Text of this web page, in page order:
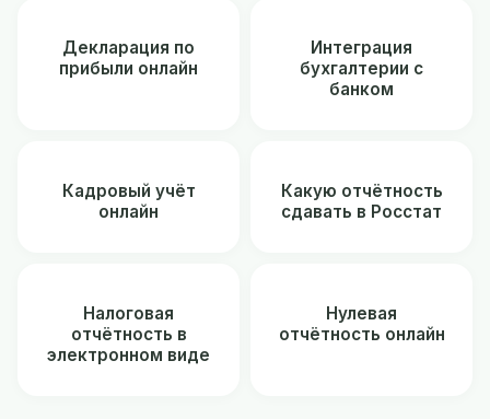
Декларация по
прибыли онлайн
Интеграция
бухгалтерии с
банком
Кадровый учёт
онлайн
Какую отчётность
сдавать в Росстат
Налоговая
отчётность в
электронном виде
Нулевая
отчётность онлайн